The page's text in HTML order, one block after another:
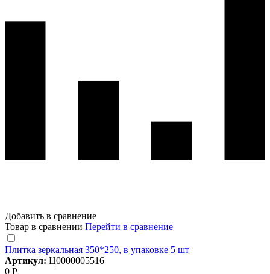
Добавить в сравнение
Товар в сравнении Перейти в сравнение
Плитка зеркальная 350*250, в упаковке 5 шт
Артикул: Ц0000005516
0 Р